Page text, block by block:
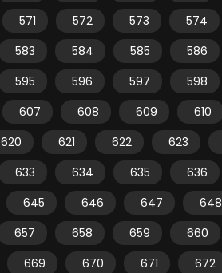
571 572 573 574
583 584 585 586
595 596 597 598
607 608 609 610
620 621 622 623
633 634 635 636
645 646 647 648
657 658 659 660
669 670 671 672